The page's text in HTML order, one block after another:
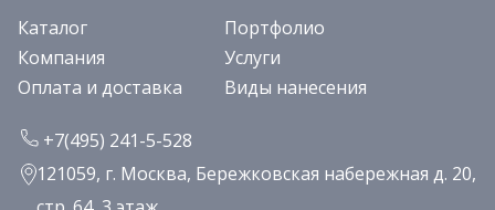
Каталог
Портфолио
Компания
Услуги
Оплата и доставка
Виды нанесения
+7(495) 241-5-528
121059, г. Москва, Бережковская набережная д. 20,